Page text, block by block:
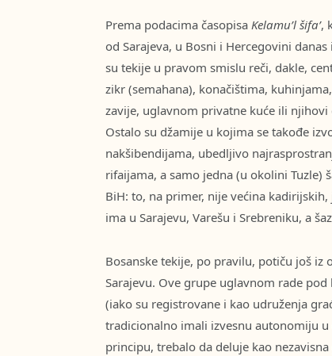
Prema podacima časopisa Kelamu’l šifa’,
od Sarajeva, u Bosni i Hercegovini
su tekije u pravom smislu reči, dakle,
zikr (semahana), konačištima,
zavije, uglavnom privatne kuće ili
Ostalo su džamije u kojima se takođe
nakšibendijama, ubedljivo
rifaijama, a samo jedna (u okolini Tuzle)
BiH: to, na primer, nije većina
ima u Sarajevu, Varešu i Srebreniku, a
Bosanske tekije, po pravilu, potiču još iz
Sarajevu. Ove grupe uglavnom rade
(iako su registrovane i kao udruženja
tradicionalno imali izvesnu autonomiju
principu, trebalo da deluje kao